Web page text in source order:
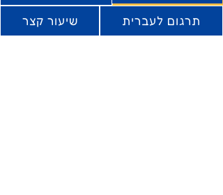
תרגום לעברית שיעור קצר